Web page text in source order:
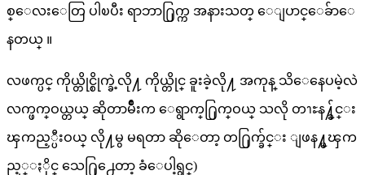
စ္ေလးေတြ ပါၿပီး ရာဘာ႐ြက္က အနားသတ္ ေျပာင္ေခ်ာေ
နတယ္ ။
လဖက္ပင္ ကိုယ္တိုင္စိုက္ခဲ့လို႔ ကိုယ္တိုင္ ခူးခဲ့လို႔ အကုန္ သိေနေပမဲ့လဲ
လက္ဖက္ဝယ္တယ္ ဆိုတာမ်ိဳးက ေရွာက္႐ြက္ဝယ္ သလို တၫႊန႔္ခ်င္း
ၾကည့္ပီးဝယ္ လို႔မွ မရတာ ဆိုေတာ့ တ႐ြက္ခ်င္း ျဖန႔္မၾက
ည့္ႏိုင္ သေ႐ြ႕ေတာ့ ခံေပါ့ရွင္)